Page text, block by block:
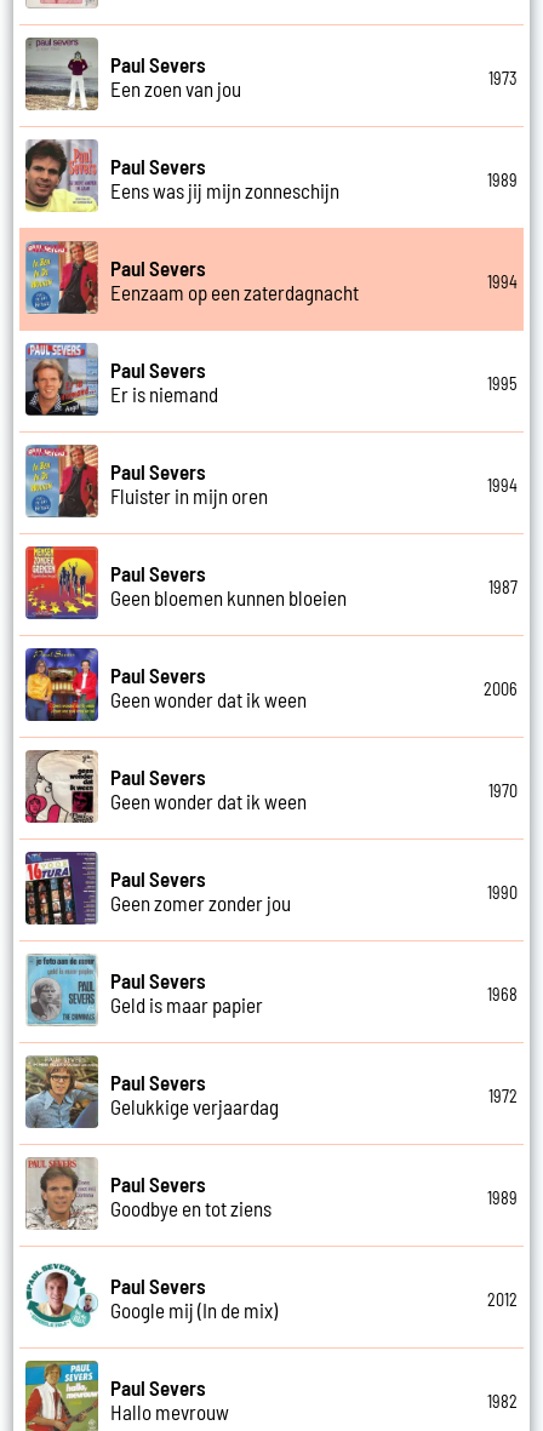
Paul Severs
Een zoen van jou
1973
Paul Severs
Eens was jij mijn zonneschijn
1989
Paul Severs
Eenzaam op een zaterdagnacht
1994
Paul Severs
Er is niemand
1995
Paul Severs
Fluister in mijn oren
1994
Paul Severs
Geen bloemen kunnen bloeien
1987
Paul Severs
Geen wonder dat ik ween
2006
Paul Severs
Geen wonder dat ik ween
1970
Paul Severs
Geen zomer zonder jou
1990
Paul Severs
Geld is maar papier
1968
Paul Severs
Gelukkige verjaardag
1972
Paul Severs
Goodbye en tot ziens
1989
Paul Severs
Google mij (In de mix)
2012
Paul Severs
Hallo mevrouw
1982